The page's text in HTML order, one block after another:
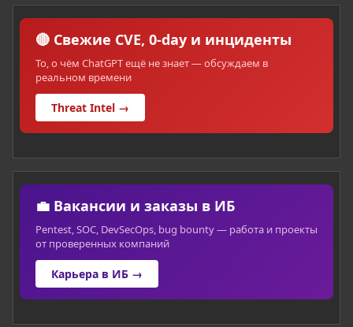
🔴 Свежие CVE, 0-day и инциденты
То, о чём ChatGPT ещё не знает — обсуждаем в
реальном времени
Threat Intel →
💼 Вакансии и заказы в ИБ
Pentest, SOC, DevSecOps, bug bounty — работа и проекты
от проверенных компаний
Карьера в ИБ →